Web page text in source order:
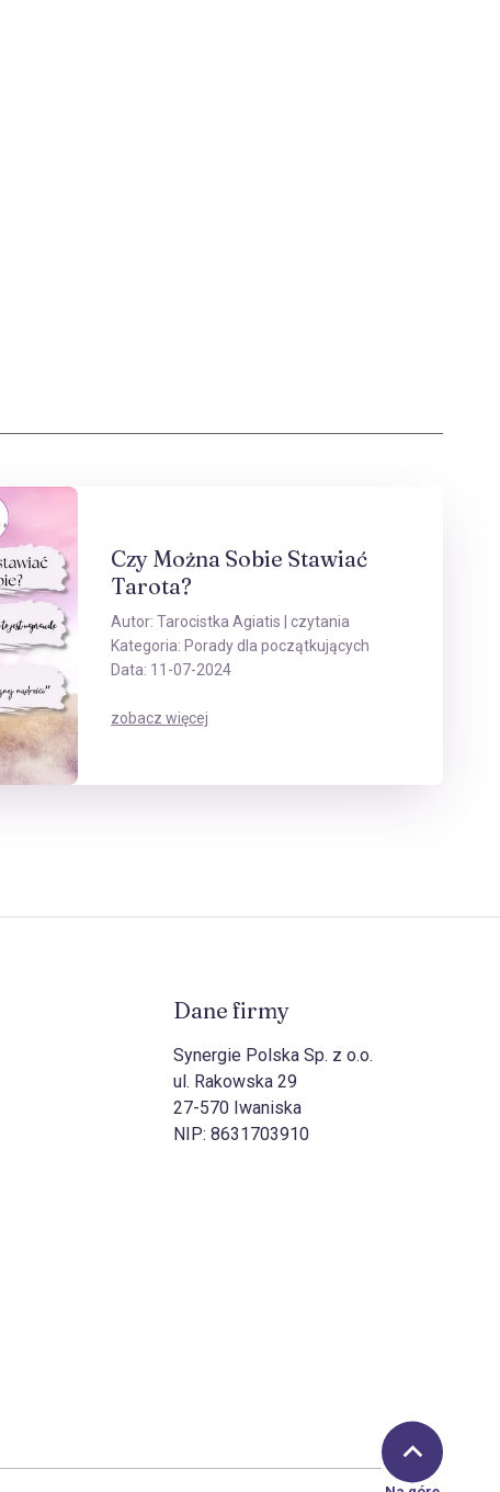
Czy Można Sobie Stawiać
Tarota?
Autor:Tarocistka Agiatis | czytania
Kategoria: Porady dla początkujących
Data: 11-07-2024
zobacz więcej
Dane firmy
Synergie Polska Sp. z o.o.
ul. Rakowska 29
27-570 Iwaniska
NIP: 8631703910